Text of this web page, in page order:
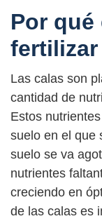
Por
Las calas son
cantidad de
Estos
suelo en el que
suelo se va
nutrientes
creciendo en
de las calas es